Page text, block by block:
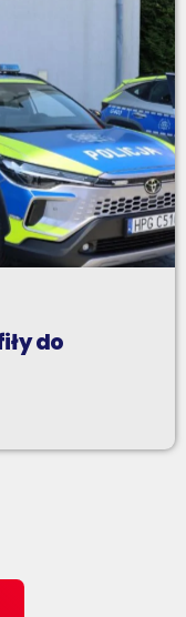
do